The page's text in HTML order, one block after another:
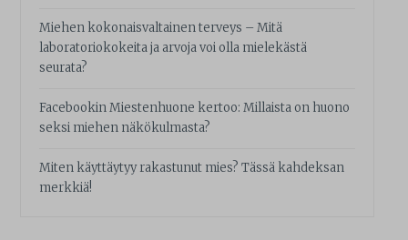
Miehen kokonaisvaltainen terveys – Mitä
laboratoriokokeita ja arvoja voi olla mielekästä
seurata?
Facebookin Miestenhuone kertoo: Millaista on huono
seksi miehen näkökulmasta?
Miten käyttäytyy rakastunut mies? Tässä kahdeksan
merkkiä!